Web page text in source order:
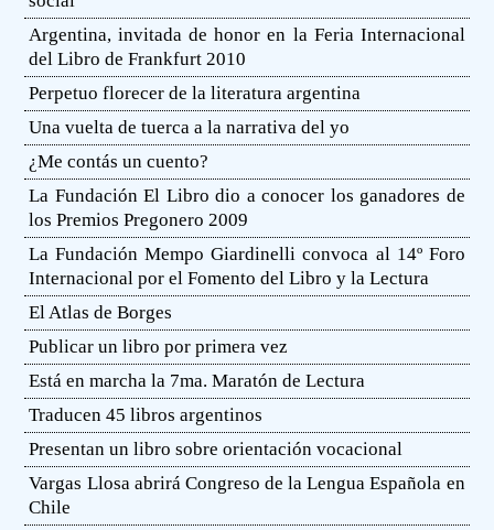
Argentina, invitada de honor en la Feria Internacional
del Libro de Frankfurt 2010
Perpetuo florecer de la literatura argentina
Una vuelta de tuerca a la narrativa del yo
¿Me contás un cuento?
La Fundación El Libro dio a conocer los ganadores de
los Premios Pregonero 2009
La Fundación Mempo Giardinelli convoca al 14º Foro
Internacional por el Fomento del Libro y la Lectura
El Atlas de Borges
Publicar un libro por primera vez
Está en marcha la 7ma. Maratón de Lectura
Traducen 45 libros argentinos
Presentan un libro sobre orientación vocacional
Vargas Llosa abrirá Congreso de la Lengua Española en
Chile